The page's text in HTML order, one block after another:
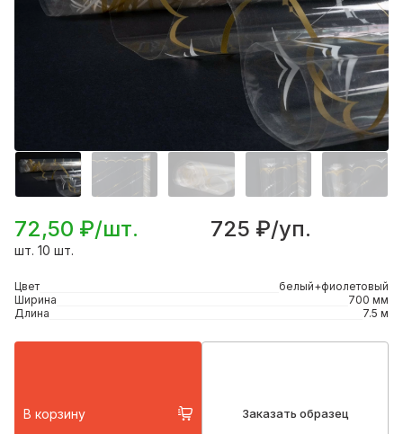
72,50 ₽/шт. 725 ₽/уп.
шт. 10 шт.
Цвет
белый+фиолетовый
Ширина
700 мм
Длина
7.5 м
В корзину Заказать образец